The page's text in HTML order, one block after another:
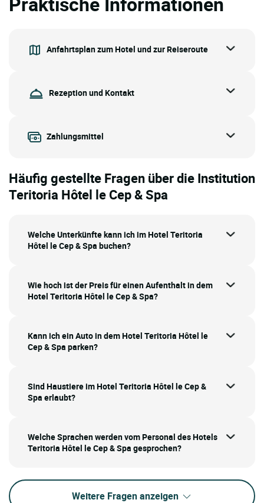
Anfahrtsplan zum Hotel und zur Reiseroute
Rezeption und Kontakt
Zahlungsmittel
Häufig gestellte Fragen über die Institution
Teritoria Hôtel le Cep & Spa
Welche Unterkünfte kann ich im Hotel Teritoria
Hôtel le Cep & Spa buchen?
Wie hoch ist der Preis für einen Aufenthalt in dem
Hotel Teritoria Hôtel le Cep & Spa?
Kann ich ein Auto in dem Hotel Teritoria Hôtel le
Cep & Spa parken?
Sind Haustiere im Hotel Teritoria Hôtel le Cep &
Spa erlaubt?
Welche Sprachen werden vom Personal des Hotels
Teritoria Hôtel le Cep & Spa gesprochen?
Weitere Fragen anzeigen